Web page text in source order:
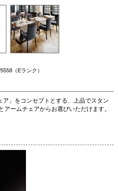
（Eランク）
ア」をコンセプトとする、上品でスタン
ームチェアからお選びいただけます。